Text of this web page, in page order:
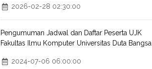
2026-02-28 02:30:00
Pengumuman Jadwal dan Daftar Peserta UJK
Fakultas Ilmu Komputer Universitas Duta Bangsa
2024-07-06 06:00:00